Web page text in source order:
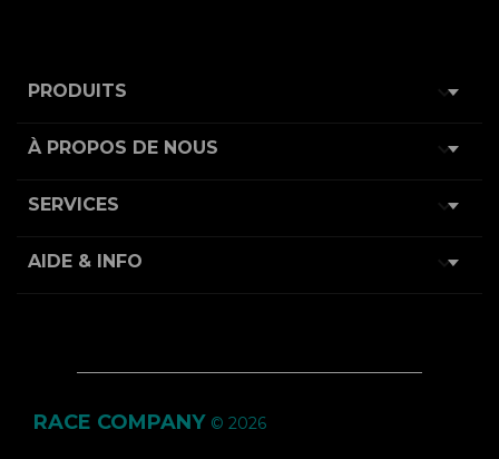
PRODUITS 
À PROPOS DE NOUS 
SERVICES 
AIDE & INFO 
RACE COMPANY © 2026